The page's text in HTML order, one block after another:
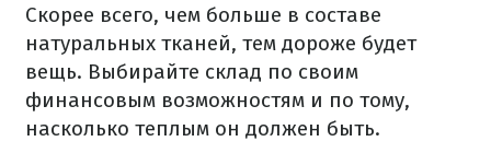
Скорее всего, чем больше в составе
натуральных тканей, тем дороже будет
вещь. Выбирайте склад по своим
финансовым возможностям и по тому,
насколько теплым он должен быть.